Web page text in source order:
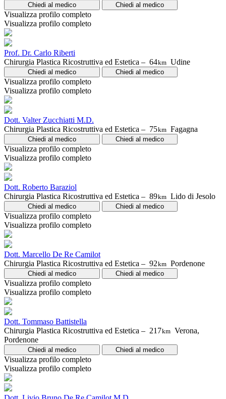
Chiedi al medico Chiedi al medico
Visualizza profilo completo
Visualizza profilo completo
Prof. Dr. Carlo Riberti
Chirurgia Plastica Ricostruttiva ed Estetica – 64km Udine
Chiedi al medico Chiedi al medico
Visualizza profilo completo
Visualizza profilo completo
Dott. Valter Zucchiatti M.D.
Chirurgia Plastica Ricostruttiva ed Estetica – 75km Fagagna
Chiedi al medico Chiedi al medico
Visualizza profilo completo
Visualizza profilo completo
Dott. Roberto Baraziol
Chirurgia Plastica Ricostruttiva ed Estetica – 89km Lido di Jesolo
Chiedi al medico Chiedi al medico
Visualizza profilo completo
Visualizza profilo completo
Dott. Marcello De Re Camilot
Chirurgia Plastica Ricostruttiva ed Estetica – 92km Pordenone
Chiedi al medico Chiedi al medico
Visualizza profilo completo
Visualizza profilo completo
Dott. Tommaso Battistella
Chirurgia Plastica Ricostruttiva ed Estetica – 217km Verona,
Pordenone
Chiedi al medico Chiedi al medico
Visualizza profilo completo
Visualizza profilo completo